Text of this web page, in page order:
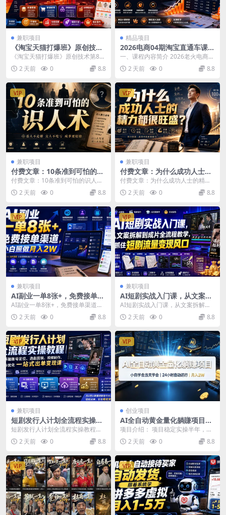
兼职项目
《淘宝天猫打爆班》原创技术
第85期，淘宝从0到爆2.0，权
重搭建、销量破零、多维组合
玩法、全周期起量投产实操教
《淘宝天猫打爆班》原创技术第85
期，淘宝从0到爆2.0，权重搭建、
销量破零、多维...
2 天前 0 8.8
精品项目
2026电商04期淘宝直通车课｜
关键词爆打矩阵，多计划低出
价，新品爆款差异化投放实操
教学
一、课程内容简介 2026老火电商0
4期淘宝关键词爆打矩阵全套课程共
20节，聚焦...
2 天前 0 8.8
VIP
兼职项目
付费文章：10条准到可怕的识
人术
付费文章：10条准到可怕的识人术
文章介绍 全文4200字左右，出于某
些原因，我...
2 天前 0 8.8
VIP
兼职项目
付费文章：为什么成功人士的
精力都很旺盛？
付费文章：为什么成功人士的精力
都很旺盛？ 文章介绍： 1.1不会被
感情纠缠。 凡...
2 天前 0 8.8
VIP
兼职项目
AI副业一单8张+，免费接单渠
道，小白照做月入2W【揭
秘】
AI副业一单8张+，免费接单渠道，
小白照做月入2W【揭秘】 项目介
绍： 用AI帮...
2 天前 0 8.8
VIP
兼职项目
AI短剧实战入门课，从文案拆
解到成片全流程教学，抓住短
剧流量变现风口
AI短剧实战入门课，从文案拆解到
成片全流程教学，抓住短剧流量变
现风口 课程介绍 ...
2 天前 0 8.8
VIP
兼职项目
短剧发行人计划全流程实操教
程｜零基础账号定位、选剧剪
辑、视频制作、发布优化一站
式出单变现课
短剧发行人计划全流程实操教程｜
零基础账号定位、选剧剪辑、视频
制作、发布优化一站式...
2 天前 0 8.8
VIP
创业项目
AI全自动黄金量化躺賺项目，
24小时自动运行，月入2W！
项目介绍： 项目稳定实操半年，全
新AI量化交易，单机日入几百，24
小时自动运行！...
2 天前 0 8.8
VIP VIP